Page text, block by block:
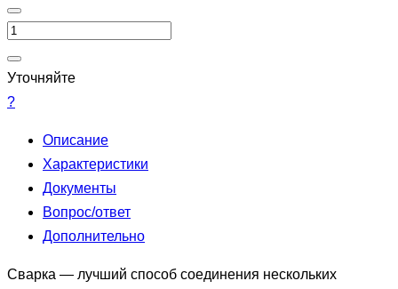
Уточняйте
?
Описание
Характеристики
Документы
Вопрос/ответ
Дополнительно
Сварка — лучший способ соединения нескольких